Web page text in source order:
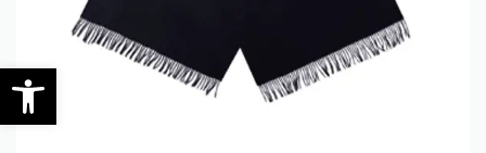
Werkzeugleiste öffnen